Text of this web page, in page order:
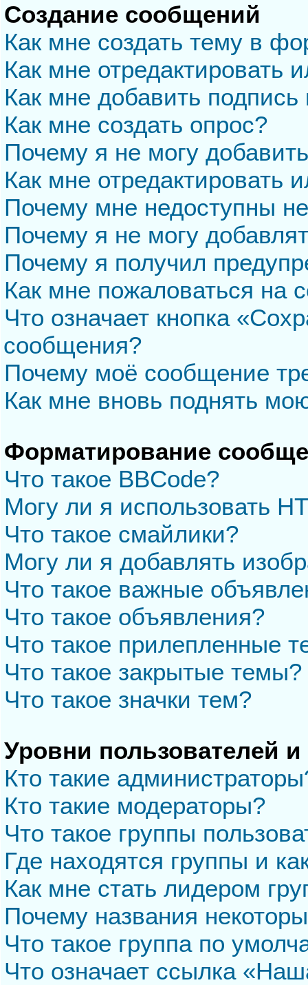
Создание сообщений
Как мне создать тему в
Как мне отредактировать
Как мне добавить
Как мне создать опрос?
Почему я не могу
Как мне отредактировать
Почему мне недоступны
Почему я не могу
Почему я получил
Как мне пожаловаться на
Что означает кнопка
сообщения?
Почему моё сообщение
Как мне вновь поднять
Форматирование
Что такое BBCode?
Могу ли я использовать
Что такое смайлики?
Могу ли я добавлять
Что такое важные
Что такое объявления?
Что такое прилепленные
Что такое закрытые темы?
Что такое значки тем?
Уровни пользователей
Кто такие
Кто такие модераторы?
Что такое группы
Где находятся группы и
Как мне стать лидером
Почему названия
Что такое группа по
Что означает ссылка